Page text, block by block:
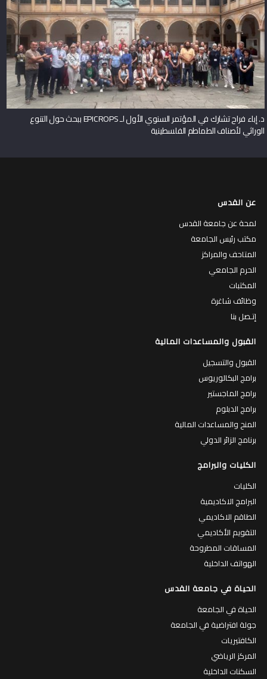
د. إباء فراح تشارك في المؤتمر السنوي الأول لـ EPICROPS ببحث حول التنوع
الوراثي لأصناف الطماطم الفلسطينية
عن القدس
لمحة عن جامعة القدس
مكتب رئيس الجامعة
المتاحف والمراكز
الحرم الجامعي
المكتبات
وظائف شاغرة
إتـصل بنا
القبول والمساعدات المالية
القبول والتسجيل
برامج البكالوريوس
برامج الماجستير
برامج الدبلوم
المنح والمساعدات المالية
برنامج الزائر الدولي
الكليات والبرامج
الكليات
البرامج الاكاديمية
الطاقم الاكاديمي
التقويم الأكاديمي
المساقات المطروحة
الهواتف الداخلية
الحياة في جامعة القدس
الحياة في الجامعة
جولة افتراضية في الجامعة
الكافتيريات
المركز الرياضي
السكنات الداخلية